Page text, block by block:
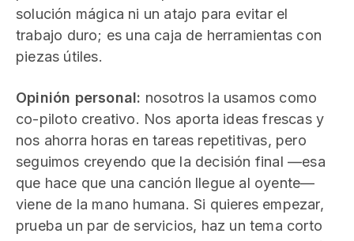
solución mágica ni un atajo para evitar el
trabajo duro; es una caja de herramientas con
piezas útiles.
Opinión personal: nosotros la usamos como
co-piloto creativo. Nos aporta ideas frescas y
nos ahorra horas en tareas repetitivas, pero
seguimos creyendo que la decisión final —esa
que hace que una canción llegue al oyente—
viene de la mano humana. Si quieres empezar,
prueba un par de servicios, haz un tema corto